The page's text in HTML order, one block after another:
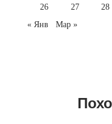
26 27 28
« Янв
Мар »